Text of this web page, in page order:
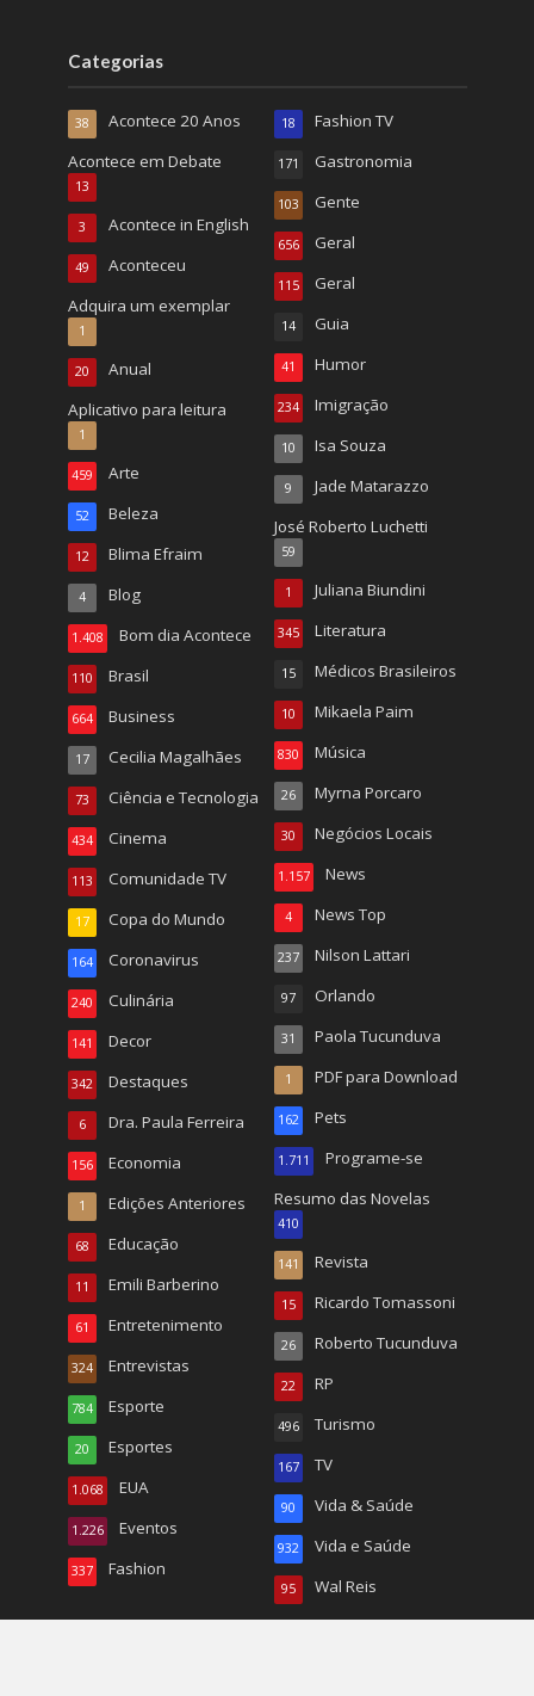
Categorias
Acontece 20 Anos
38
Acontece em Debate
13
Acontece in English
3
Aconteceu
49
Adquira um exemplar
1
Anual
20
Aplicativo para leitura
1
Arte
459
Beleza
52
Blima Efraim
12
Blog
4
Bom dia Acontece
1.408
Brasil
110
Business
664
Cecilia Magalhães
17
Ciência e Tecnologia
73
Cinema
434
Comunidade TV
113
Copa do Mundo
17
Coronavirus
164
Culinária
240
Decor
141
Destaques
342
Dra. Paula Ferreira
6
Economia
156
Edições Anteriores
1
Educação
68
Emili Barberino
11
Entretenimento
61
Entrevistas
324
Esporte
784
Esportes
20
EUA
1.068
Eventos
1.226
Fashion
337
Fashion TV
18
Gastronomia
171
Gente
103
Geral
656
Geral
115
Guia
14
Humor
41
Imigração
234
Isa Souza
10
Jade Matarazzo
9
José Roberto Luchetti
59
Juliana Biundini
1
Literatura
345
Médicos Brasileiros
15
Mikaela Paim
10
Música
830
Myrna Porcaro
26
Negócios Locais
30
News
1.157
News Top
4
Nilson Lattari
237
Orlando
97
Paola Tucunduva
31
PDF para Download
1
Pets
162
Programe-se
1.711
Resumo das Novelas
410
Revista
141
Ricardo Tomassoni
15
Roberto Tucunduva
26
RP
22
Turismo
496
TV
167
Vida & Saúde
90
Vida e Saúde
932
Wal Reis
95